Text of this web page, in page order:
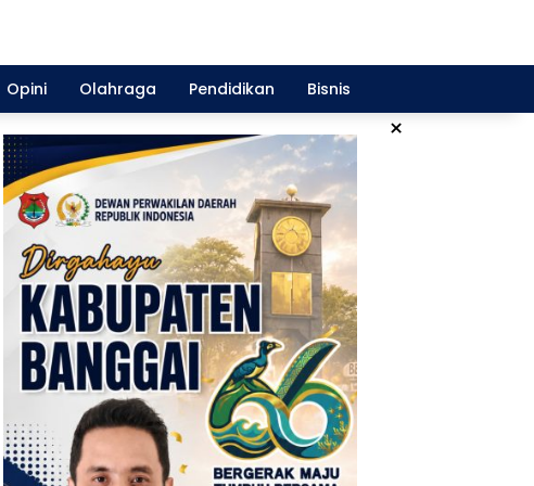
Opini Olahraga Pendidikan Bisnis
×